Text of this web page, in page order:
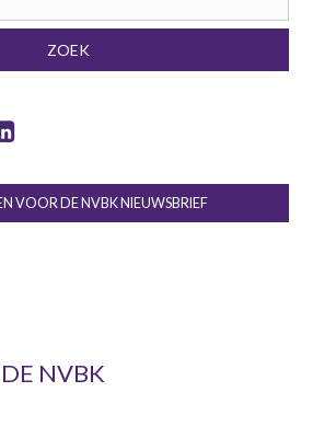
ZOEK
VOOR DE NVBK NIEUWSBRIEF
NVBK